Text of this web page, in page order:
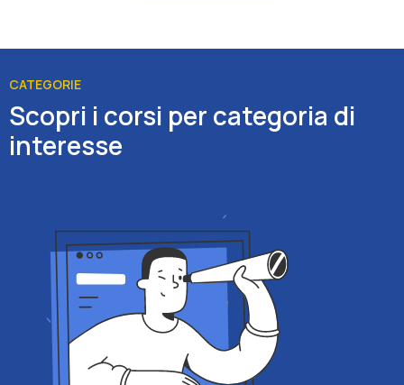
CATEGORIE
Scopri i corsi per categoria di
interesse